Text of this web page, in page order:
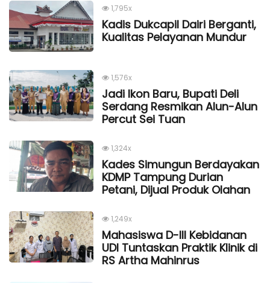
1,795x
Kadis Dukcapil Dairi Berganti,
Kualitas Pelayanan Mundur
1,576x
Jadi Ikon Baru, Bupati Deli
Serdang Resmikan Alun-Alun
Percut Sei Tuan
1,324x
Kades Simungun Berdayakan
KDMP Tampung Durian
Petani, Dijual Produk Olahan
1,249x
Mahasiswa D-III Kebidanan
UDI Tuntaskan Praktik Klinik di
RS Artha Mahinrus